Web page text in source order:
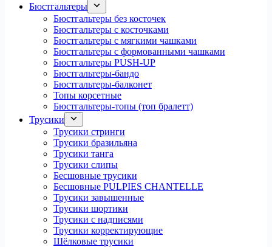
Бюстгальтеры
Бюстгальтеры без косточек
Бюстгальтеры с косточками
Бюстгальтеры с мягкими чашками
Бюстгальтеры с формованными чашками
Бюстгальтеры PUSH-UP
Бюстгальтеры-бандо
Бюстгальтеры-балконет
Топы корсетные
Бюстгальтеры-топы (топ бралетт)
Трусики
Трусики стринги
Трусики бразильяна
Трусики танга
Трусики слипы
Бесшовные трусики
Бесшовные PULPIES CHANTELLE
Трусики завышенные
Трусики шортики
Трусики с надписями
Трусики корректирующие
Шёлковые трусики